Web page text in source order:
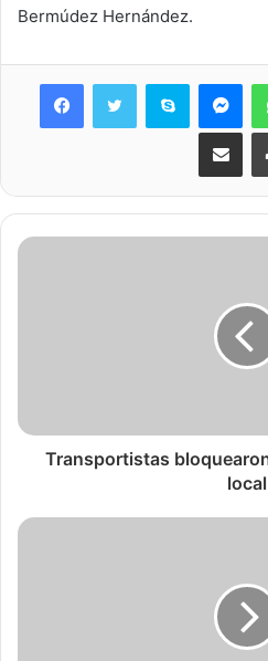
Bermúdez Hernández.
Skype
Share via
Transportistas
local